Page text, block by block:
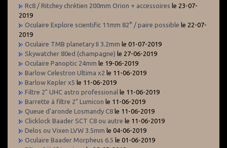
Rc8 / Ritchey chrétien 200mm Orion + accessoires le 23-07-
2019
Oculaire Explore scientific 11mm 82° / paire possible le 22-07-
2019
Oculaire TMB planetary II 3.2mm le 01-07-2019
Skywatcher 80ed (champagne) le 27-06-2019
Oculaire Panoptic 24mm le 19-06-2019
Barlow Celestron Ultima x2 le 11-06-2019
Barlow Kepler x5 le 11-06-2019
Filtre 2" UHC astro professional le 11-06-2019
Barrette à filtre 2" Lumicon le 11-06-2019
Queue d'aronde Losmandy C8 le 11-06-2019
Clicklock Baader SCT C8 ou autre le 11-06-2019
Delos ou Vixen LVW 3.5mm le 04-06-2019
Oculaire Baader Morpheus 6.5 le 01-06-2019